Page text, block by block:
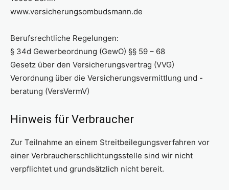
www.versicherungsombudsmann.de
Berufsrechtliche Regelungen:
§ 34d Gewerbeordnung (GewO) §§ 59 – 68
Gesetz über den Versicherungsvertrag (VVG)
Verordnung über die Versicherungsvermittlung und -
beratung (VersVermV)
Hinweis für Verbraucher
Zur Teilnahme an einem Streitbeilegungsverfahren vor
einer Verbraucherschlichtungsstelle sind wir nicht
verpflichtet und grundsätzlich nicht bereit.